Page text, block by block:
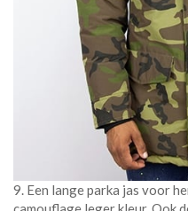
9. Een lange parka jas voor